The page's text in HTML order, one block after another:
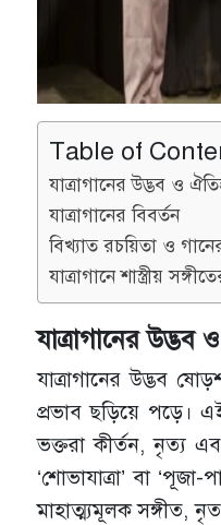
Table of
যাত্রাগানের উদ্ভব ও
যাত্রাগানের বিবর্তন
বিখ্যাত রচয়িতা ও
যাত্রাগানে শাস্ত্রীয়
যাত্রাগানের
যাত্রাগানের উদ্ভব
প্রভাব ছড়িয়ে পড়ে।
ভক্তরা কীর্তন, নৃত্য
‘শোভাযাত্রা’ বা
মাহাত্ম্যমূলক সঙ্গীত,